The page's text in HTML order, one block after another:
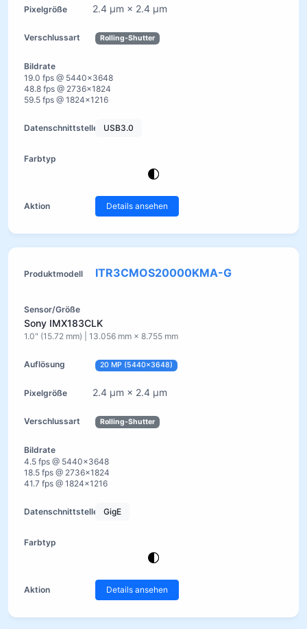
2.4 µm × 2.4 µm
Rolling-Shutter
19.0 fps @ 5440×3648
48.8 fps @ 2736×1824
59.5 fps @ 1824×1216
USB3.0
Details ansehen
ITR3CMOS20000KMA-G
Sony IMX183CLK
1.0" (15.72 mm) | 13.056 mm × 8.755 mm
20 MP (5440×3648)
2.4 µm × 2.4 µm
Rolling-Shutter
4.5 fps @ 5440×3648
18.5 fps @ 2736×1824
41.7 fps @ 1824×1216
GigE
Details ansehen